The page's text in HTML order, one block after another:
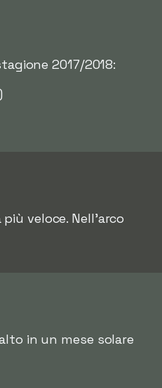
2017/2018:
veloce. Nell'arco
in un mese solare